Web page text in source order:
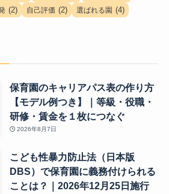
(2) 自己評価 (2) 選ばれる園 (4)
保育園のキャリアパス表の作り方
【モデル例つき】｜等級・役職・
研修・賃金を１枚につなぐ
2026年8月7日
こども性暴力防止法（日本版
DBS）で保育園に義務付けられる
ことは？｜2026年12月25日施行